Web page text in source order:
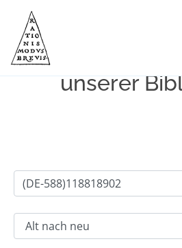
Einfache Suche
unserer